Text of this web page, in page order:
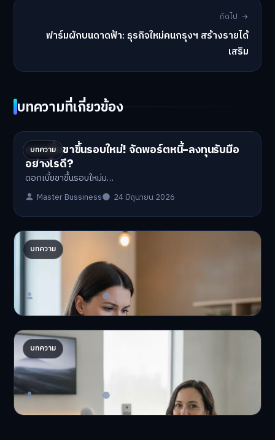
ถัดไป →
ฟาร์มผักบนดาดฟ้า: ธุรกิจใหม่คนกรุงฯ สร้างรายได้
เสริม
บทความที่เกี่ยวข้อง
บทความ
ดอกเบี้ยขาขึ้นรอบใหม่! จัดพอร์ตหนี้-ลงทุนรับมือ
อย่างไรดี?
ดอกเบี้ยขาขึ้นรอบใหม่ม…
Master Bussiness 24 มิถุนายน 2026
บทความ
ปรับพอร์ตรับ ‘เงินดิจิทัล 2.0’ จัดสรรงบอย่างไรไม่
ให้พัง
'เงินดิจิทัล 2.0' มาแล…
Master Bussiness 23 มิถุนายน 2026
บทความ
AI จัดพอร์ตให้ปัง! เทรนด์ลงทุนยุคใหม่ ไม่ต้องเฝ้า
จอ
AI จัดพอร์ตให้ปัง! หมด…
Master Bussiness 23 มิถุนายน 2026